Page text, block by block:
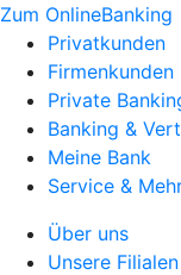
Zum OnlineBanking
Privatkunden
Firmenkunden
Private
Banking &
Meine Bank
Service &
Über uns
Unsere Filialen